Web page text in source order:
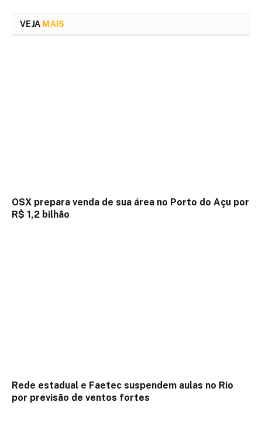
VEJA MAIS
OSX prepara venda de sua área no Porto do Açu por
R$ 1,2 bilhão
Rede estadual e Faetec suspendem aulas no Rio
por previsão de ventos fortes